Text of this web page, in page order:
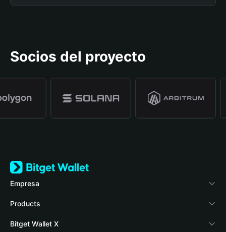
Socios del proyecto
Empresa
Acerca de Bitget Wallet
Blog
Products
Crypto Card
Bitget Wallet X